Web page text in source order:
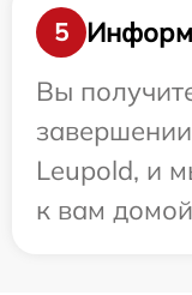
5
Вы
Leupold, и
к вам